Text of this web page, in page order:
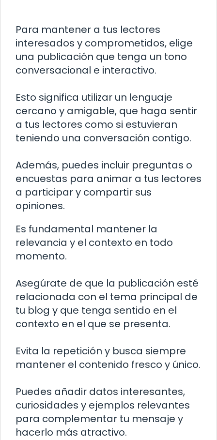
Para mantener a tus lectores
interesados y comprometidos, elige
una publicación que tenga un tono
conversacional e interactivo.
Esto significa utilizar un lenguaje
cercano y amigable, que haga sentir
a tus lectores como si estuvieran
teniendo una conversación contigo.
Además, puedes incluir preguntas o
encuestas para animar a tus lectores
a participar y compartir sus
opiniones.
Es fundamental mantener la
relevancia y el contexto en todo
momento.
Asegúrate de que la publicación esté
relacionada con el tema principal de
tu blog y que tenga sentido en el
contexto en el que se presenta.
Evita la repetición y busca siempre
mantener el contenido fresco y único.
Puedes añadir datos interesantes,
curiosidades y ejemplos relevantes
para complementar tu mensaje y
hacerlo más atractivo.